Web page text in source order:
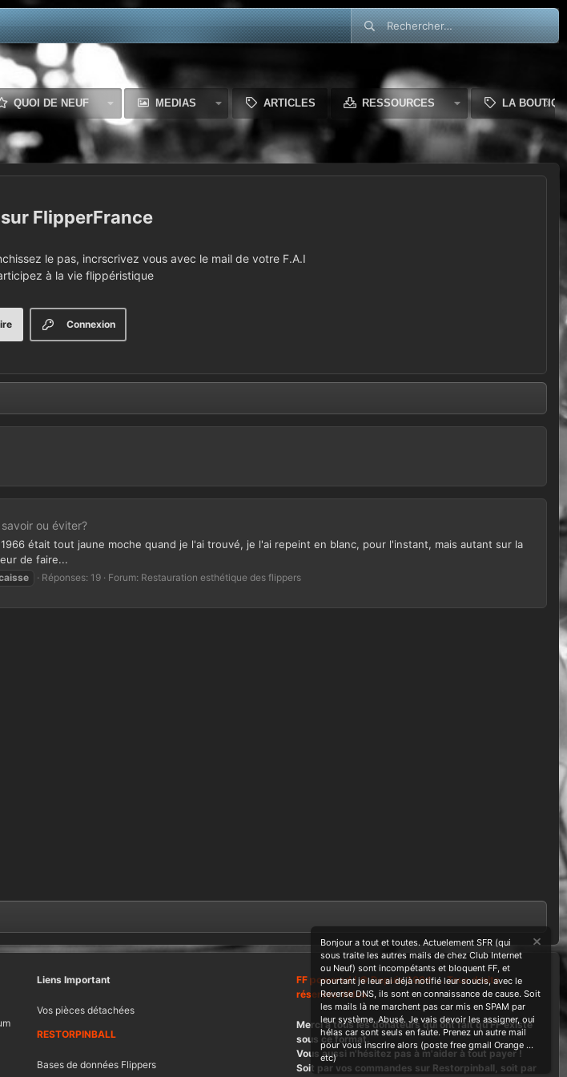
QUOI DE NEUF MEDIAS ARTICLES RESSOURCES LA
FlipperFrance
le pas, incrscrivez vous avec le mail de votre F.A.I
à la vie flippéristique
Connexion
ou éviter?
était tout jaune moche quand je l'ai trouvé, je l'ai repeint en blanc, pour l'instant, mais autant sur la
de faire...
Réponses: 19 Forum: Restauration esthétique des flippers
Liens Important
Vos pièces détachées
RESTORPINBALL
Bases de données Flippers
FF powered ! © Depuis 2004 ....Tous droits
réservés Wdes
Merci à tous les donateurs qui ont fait qu'FF existe
sous ce format.
Vous aussi n'hésitez pas à m'aider à tout payer !
Soit par vos commandes sur Restorpinball, soit par
Bonjour a tout et toutes. Actuelement SFR (qui
sous traite les autres mails de chez Club Internet
ou Neuf) sont incompétants et bloquent FF, et
pourtant je leur ai déjà notifié leur soucis, avec le
Reverse DNS, ils sont en connaissance de cause. Soit
les mails là ne marchent pas car mis en SPAM par
leur système. Abusé. Je vais devoir les assigner, oui
hélas car sont seuls en faute. Prenez un autre mail
pour vous inscrire alors (poste free gmail Orange ...
etc)